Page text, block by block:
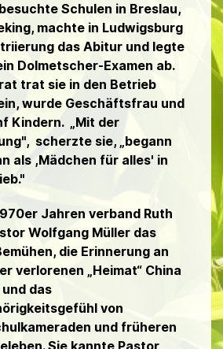
Schulen in Breslau,
machte in Ludwigsburg
das Abitur und legte
Dolmetscher-Examen ab.
trat sie in den Betrieb
wurde Geschäftsfrau und
Kindern. „Mit der
scherzte sie, „begann
als ,Mädchen für alles' in
Jahren verband Ruth
Wolfgang Müller das
die Erinnerung an
verlorenen „Heimat“ China
das
von
und früheren